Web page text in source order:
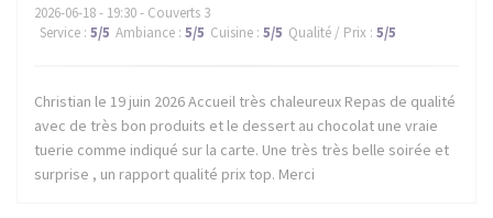
2026-06-18- 19:30 - Couverts 3
Service : 5/5 Ambiance : 5/5 Cuisine : 5/5 Qualité / Prix : 5/5
Christian le 19 juin 2026 Accueil très chaleureux Repas de qualité
avec de très bon produits et le dessert au chocolat une vraie
tuerie comme indiqué sur la carte. Une très très belle soirée et
surprise , un rapport qualité prix top. Merci